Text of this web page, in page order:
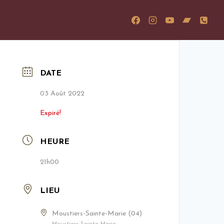
DATE
03 Août 2022
Expiré!
HEURE
21h00
LIEU
Moustiers-Sainte-Marie (04)